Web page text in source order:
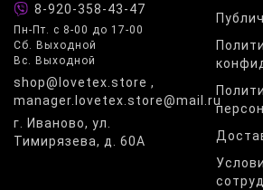
8-920-358-43-47
Пн-Пт. с 8-00 до 17-00
Сб. Выходной
Вс. Выходной
shop@lovetex.store ,
manager.lovetex.store@mail.ru
г. Иваново, ул.
Тимирязева, д. 60А